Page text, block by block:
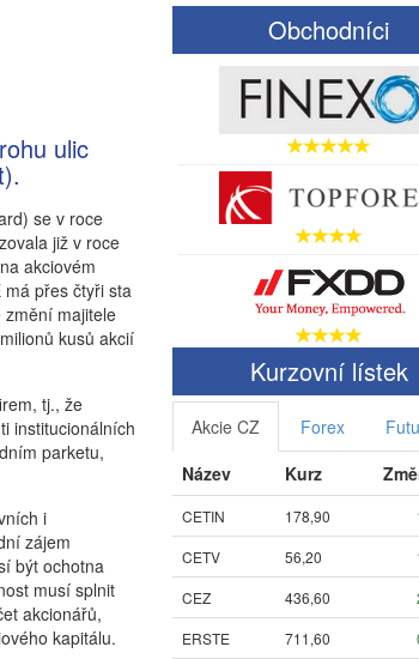
ulic
se v roce
již v roce
akciovém
přes čtyři sta
změní majitele
kusů akcií
tj., že
institucionálních
parketu,
i
zájem
být ochotna
musí splnit
akcionářů,
kapitálu.
Obchodníci
Kurzovní lístek
Akcie CZ Forex
Název
Kurz
CETIN 178,90
CETV
56,20
CEZ
436,60
ERSTE
711,60